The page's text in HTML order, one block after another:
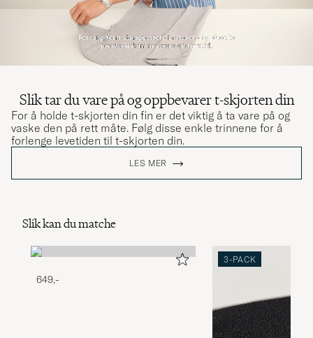
Slik tar du vare på og oppbevarer t-skjorten din
For å holde t-skjorten din fin er det viktig å ta vare på og
vaske den på rett måte. Følg disse enkle trinnene for å
forlenge levetiden til t-skjorten din.
LES MER
Slik kan du matche
649,-
3-PACK